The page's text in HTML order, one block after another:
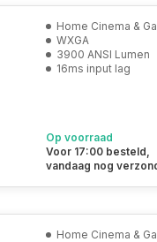
Home Cinema &
WXGA
3900 ANSI Lumen
16ms input lag
Op voorraad
Voor 17:00 besteld,
vandaag nog
Home Cinema &